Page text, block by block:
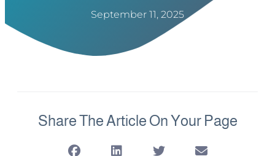
September 11, 2025
Share The Article On Your Page